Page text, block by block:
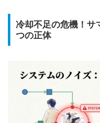
冷却不足の危機！サ
つの正体